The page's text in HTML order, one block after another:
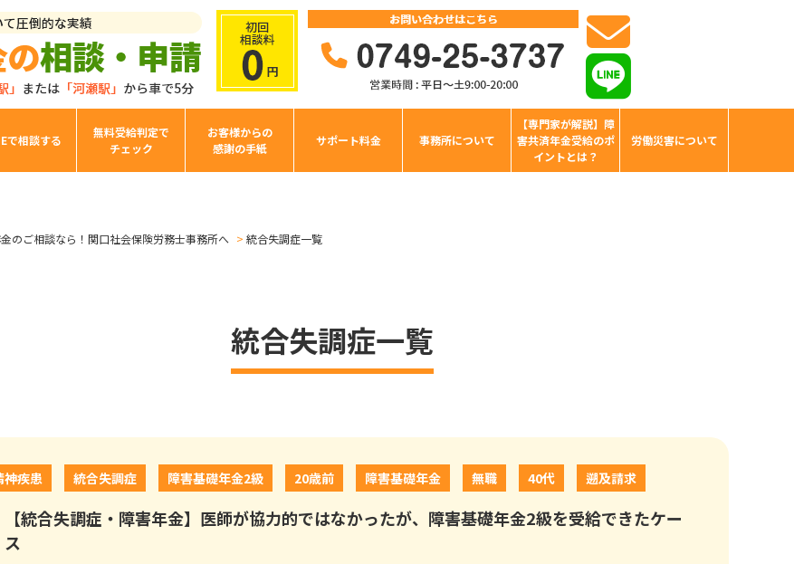
で相談する
無料受給判定で
チェック
お客様からの
感謝の手紙
サポート料金 事務所について
【専門家が解説】障
害共済年金受給のポ
イントとは？
労働災害について
のご相談なら！関口社会保険労務士事務所へ 統合失調症一覧
統合失調症一覧
神疾患 統合失調症 障害基礎年金2級 20歳前 障害基礎年金 無職 40代 遡及請求
【統合失調症・障害年金】医師が協力的ではなかったが、障害基礎年金2級を受給できたケー
ス